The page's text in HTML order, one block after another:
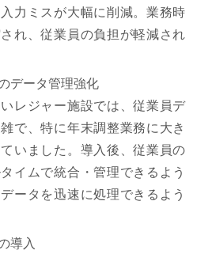
力ミスが大幅に削減。業務時
れ、従業員の負担が軽減され
データ管理強化
レジャー施設では、従業員デ
で、特に年末調整業務に大き
いました。導入後、従業員の
イムで統合・管理できるよう
ータを迅速に処理できるよう
導入